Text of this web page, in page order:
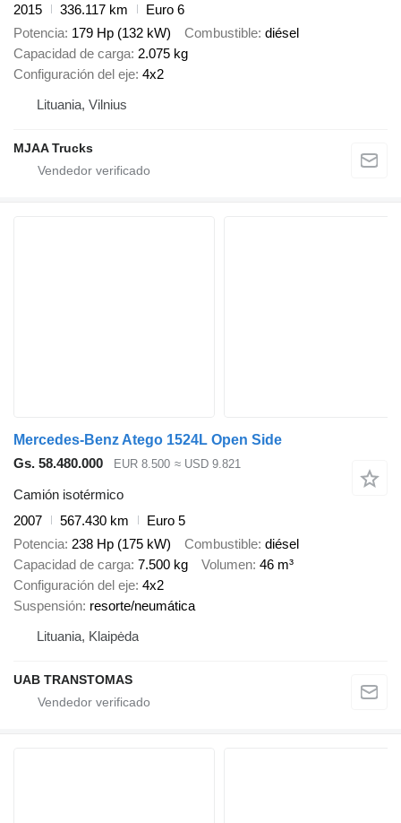
2015
336.117 km
Euro 6
Potencia 179 Hp (132 kW) Combustible diésel
Capacidad de carga 2.075 kg
Configuración del eje 4x2
Lituania, Vilnius
MJAA Trucks
Mercedes-Benz Atego 1524L Open Side
Gs. 58.480.000
EUR 8.500 ≈ USD 9.821
Camión isotérmico
2007
567.430 km
Euro 5
Potencia 238 Hp (175 kW) Combustible diésel
Capacidad de carga 7.500 kg Volumen 46 m³
Configuración del eje 4x2
Suspensión resorte/neumática
Lituania, Klaipėda
UAB TRANSTOMAS